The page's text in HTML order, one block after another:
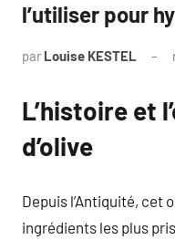
l’utiliser pour
par Louise KESTEL
L’histoire et
d’olive
Depuis l’Antiquité, cet
ingrédients les plus